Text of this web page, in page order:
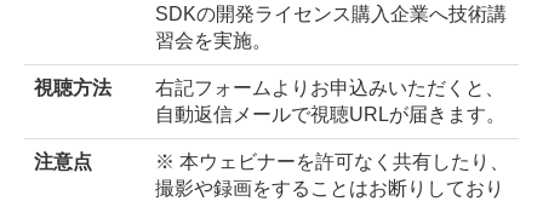
SDKの開発ライセンス購入企業へ技術講
習会を実施。
視聴方法
右記フォームよりお申込みいただくと、
自動返信メールで視聴URLが届きます。
注意点
※ 本ウェビナーを許可なく共有したり、
撮影や録画をすることはお断りしており